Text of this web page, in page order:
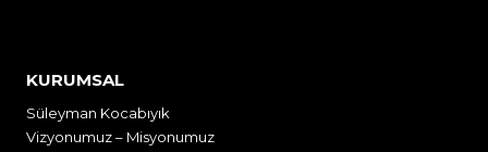
KURUMSAL
Süleyman Kocabıyık
Vizyonumuz – Misyonumuz